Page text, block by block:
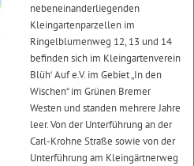
nebeneinanderliegenden
Kleingartenparzellen im
Ringelblumenweg 12, 13 und 14
befinden sich im Kleingartenverein
Blüh‘ Auf e.V. im Gebiet „In den
Wischen“ im Grünen Bremer
Westen und standen mehrere Jahre
leer. Von der Unterführung an der
Carl-Krohne Straße sowie von der
Unterführung am Kleingärtnerweg